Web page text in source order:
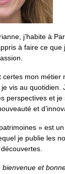
j’habite à
à faire ce
certes mon métier
vis au quotidien.
perspectives et
et
» est un
je publie les
bienvenue et